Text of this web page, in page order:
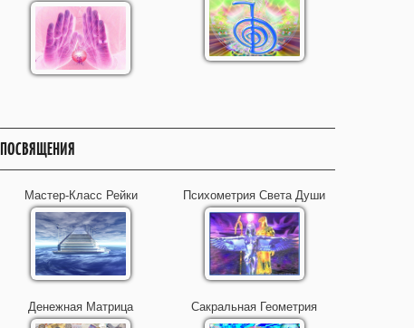
ПОСВЯЩЕНИЯ
Мастер-Класс Рейки Психометрия Света Души
Денежная Матрица Сакральная Геометрия